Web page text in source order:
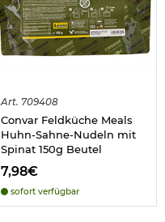
Art. 709408
Convar Feldküche Meals
Huhn-Sahne-Nudeln mit
Spinat 150g Beutel
7,98€
sofort verfügbar